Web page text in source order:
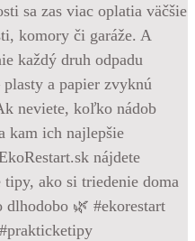
sa zas viac oplatia väčšie
komory či garáže. A
každý druh odpadu
a papier zvyknú
neviete, koľko nádob
kam ich najlepšie
nájdete
ako si triedenie doma
🌿 #ekorestart